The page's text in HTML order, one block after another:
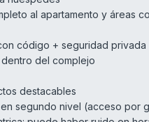
al apartamento y áreas
código + seguridad privada
del complejo
destacables
segundo nivel (acceso por